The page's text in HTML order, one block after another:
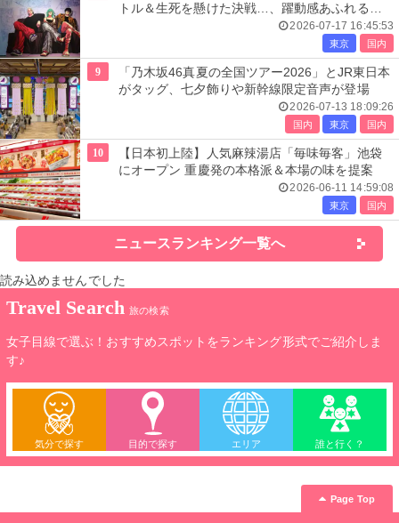
トル＆生死を懸けた決戦…、躍動感あふれる展
2026-07-17 16:45:53
東京 国内
9
「乃木坂46真夏の全国ツアー2026」とJR東日本
がタッグ、七夕飾りや新幹線限定音声が登場
2026-07-13 18:09:26
国内 東京 国内
10
【日本初上陸】人気麻辣湯店「毎味毎客」池袋
にオープン 重慶発の本格派＆本場の味を提案
2026-06-11 14:59:08
東京 国内
ニュースランキング一覧へ
読み込めませんでした
Travel Search 旅の検索
女子目線で選ぶ！おすすめスポットをランキング形式でご紹介しま
す♪
気分で探す 目的で探す エリア 誰と行く？
Page Top